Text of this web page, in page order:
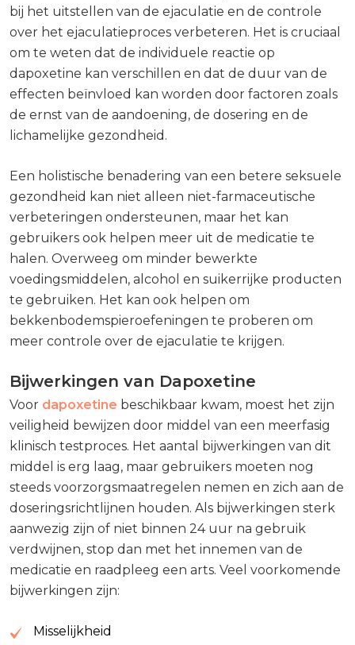
bij het uitstellen van de ejaculatie en de controle
over het ejaculatieproces verbeteren. Het is cruciaal
om te weten dat de individuele reactie op
dapoxetine kan verschillen en dat de duur van de
effecten beïnvloed kan worden door factoren zoals
de ernst van de aandoening, de dosering en de
lichamelijke gezondheid.
Een holistische benadering van een betere seksuele
gezondheid kan niet alleen niet-farmaceutische
verbeteringen ondersteunen, maar het kan
gebruikers ook helpen meer uit de medicatie te
halen. Overweeg om minder bewerkte
voedingsmiddelen, alcohol en suikerrijke producten
te gebruiken. Het kan ook helpen om
bekkenbodemspieroefeningen te proberen om
meer controle over de ejaculatie te krijgen.
Bijwerkingen van Dapoxetine
Voor dapoxetine beschikbaar kwam, moest het zijn
veiligheid bewijzen door middel van een meerfasig
klinisch testproces. Het aantal bijwerkingen van dit
middel is erg laag, maar gebruikers moeten nog
steeds voorzorgsmaatregelen nemen en zich aan de
doseringsrichtlijnen houden. Als bijwerkingen sterk
aanwezig zijn of niet binnen 24 uur na gebruik
verdwijnen, stop dan met het innemen van de
medicatie en raadpleeg een arts. Veel voorkomende
bijwerkingen zijn:
Misselijkheid